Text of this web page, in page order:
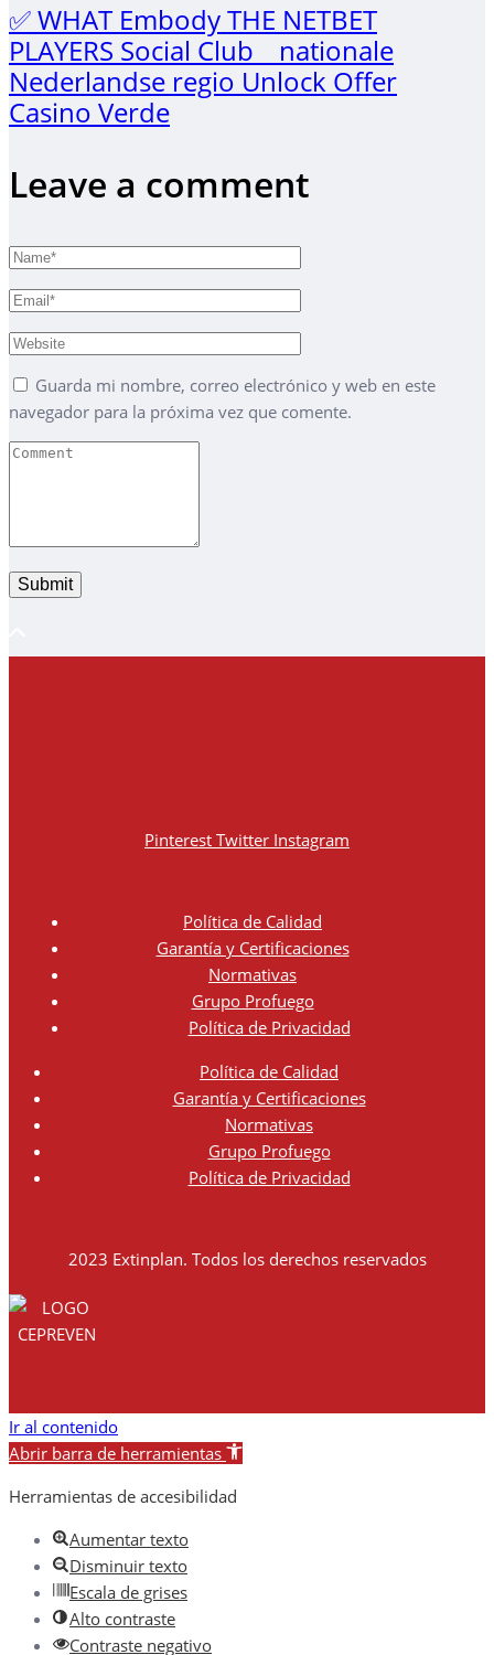
✅ WHAT Embody THE NETBET
PLAYERS Social Club _ nationale
Nederlandse regio Unlock Offer
Casino Verde
Leave a comment
Guarda mi nombre, correo electrónico y web en este
navegador para la próxima vez que comente.
Pinterest Twitter Instagram
Política de Calidad
Garantía y Certificaciones
Normativas
Grupo Profuego
Política de Privacidad
Política de Calidad
Garantía y Certificaciones
Normativas
Grupo Profuego
Política de Privacidad
2023 Extinplan. Todos los derechos reservados
Ir al contenido
Abrir barra de herramientas
Herramientas de accesibilidad
Aumentar texto
Disminuir texto
Escala de grises
Alto contraste
Contraste negativo